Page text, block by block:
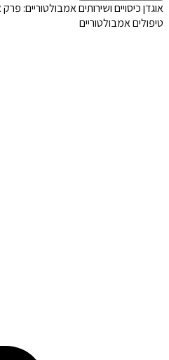
אוגדן כיסויים ושירותים אמבולטוריים:
טיפולים אמבולטוריים